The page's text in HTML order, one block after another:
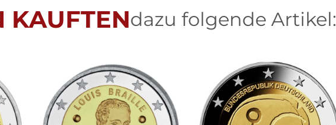
KAUFTENdazu folgende Artikel: